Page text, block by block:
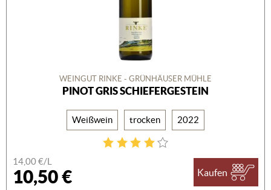
WEINGUT RINKE - GRÜNHÄUSER MÜHLE
PINOT GRIS SCHIEFERGESTEIN
Weißwein trocken 2022
14,00 €/L
10,50 € Kaufen